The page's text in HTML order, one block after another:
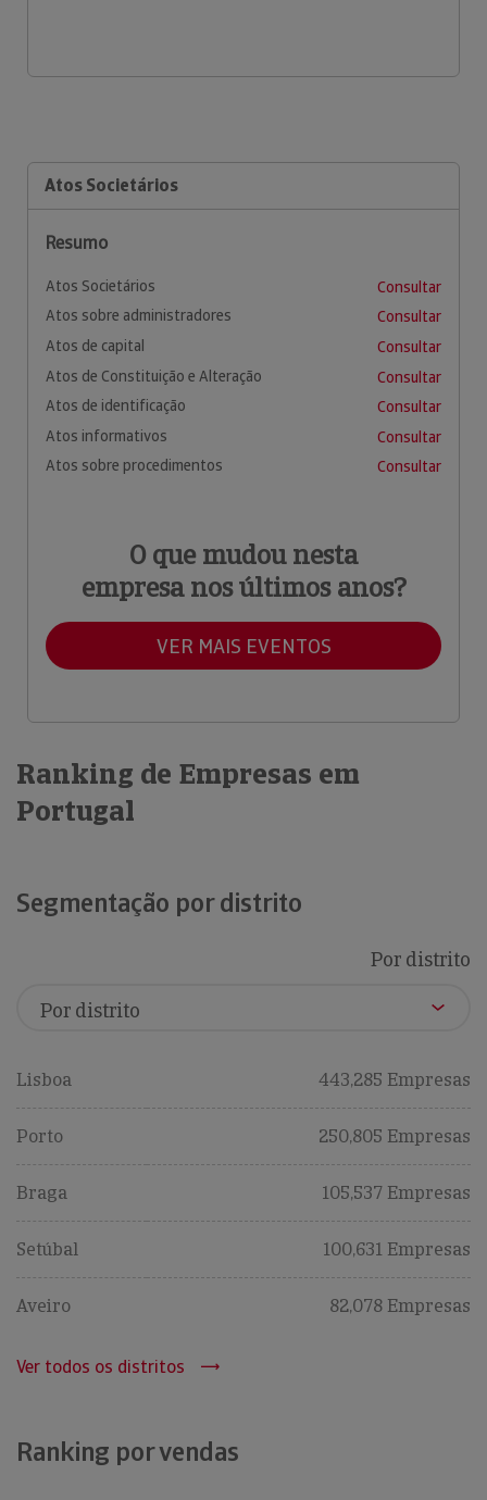
Atos Societários
Resumo
Atos Societários
Consultar
Atos sobre administradores
Consultar
Atos de capital
Consultar
Atos de Constituição e Alteração
Consultar
Atos de identificação
Consultar
Atos informativos
Consultar
Atos sobre procedimentos
Consultar
O que mudou nesta
empresa nos últimos anos?
VER MAIS EVENTOS
Ranking de Empresas em
Portugal
Segmentação por distrito
Por distrito
Lisboa 443,285 Empresas
Porto 250,805 Empresas
Braga 105,537 Empresas
Setúbal 100,631 Empresas
Aveiro 82,078 Empresas
Ver todos os distritos
Ranking por vendas